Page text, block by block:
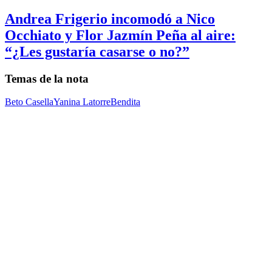
Andrea Frigerio incomodó a Nico
Occhiato y Flor Jazmín Peña al aire:
“¿Les gustaría casarse o no?”
Temas de la nota
Beto CasellaYanina LatorreBendita